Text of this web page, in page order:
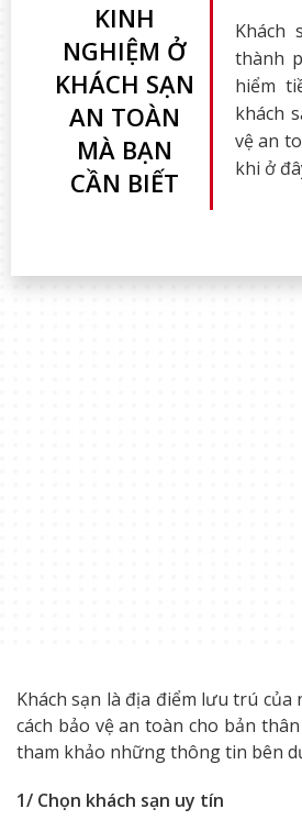
KINH
NGHIỆM Ở
KHÁCH SẠN
AN TOÀN
MÀ BẠN
CẦN BIẾT
Khách
thành
hiểm
khách
vệ an
khi ở
Khách sạn là địa điểm lưu trú
cách bảo vệ an toàn cho bản
tham khảo những thông tin bên
1/ Chọn khách sạn uy tín